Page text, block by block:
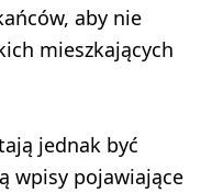
aby nie
mieszkających
jednak być
wpisy pojawiające